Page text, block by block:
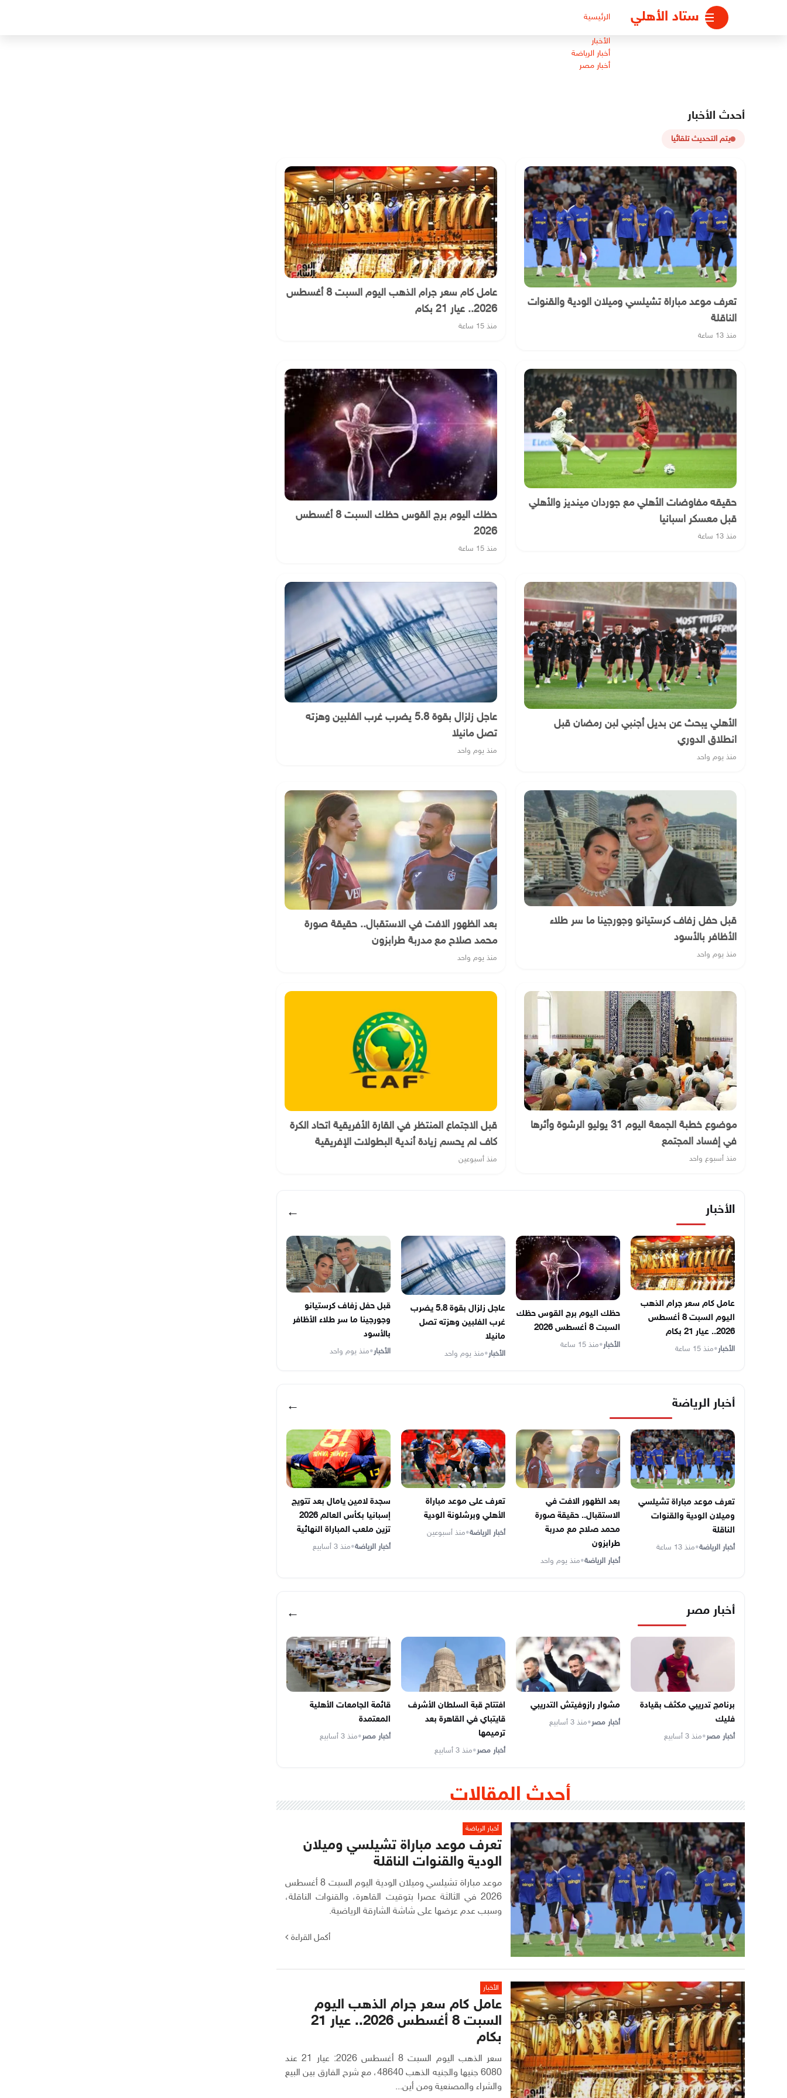
ستاد الأهلي الرئيسية
الأخبار
أخبار الرياضة
أخبار مصر
أحدث الأخبار
يتم التحديث تلقائيا
تعرف موعد مباراة تشيلسي وميلان الودية والقنوات
الناقلة
منذ 13 ساعة
عامل كام سعر جرام الذهب اليوم السبت 8 أغسطس
2026.. عيار 21 بكام
منذ 15 ساعة
حقيقه مفاوضات الأهلي مع جوردان مينديز والأهلي
قبل معسكر اسبانيا
منذ 13 ساعة
حظك اليوم برج القوس حظك السبت 8 أغسطس
2026
منذ 15 ساعة
الأهلي يبحث عن بديل أجنبي لبن رمضان قبل
انطلاق الدوري
منذ يوم واحد
عاجل زلزال بقوة 5.8 يضرب غرب الفلبين وهزته
تصل مانيلا
منذ يوم واحد
قبل حفل زفاف كرستيانو وجورجينا ما سر طلاء
الأظافر بالأسود
منذ يوم واحد
بعد الظهور الافت في الاستقبال.. حقيقة صورة
محمد صلاح مع مدربة طرابزون
منذ يوم واحد
موضوع خطبة الجمعة اليوم 31 يوليو الرشوة وأثرها
في إفساد المجتمع
منذ أسبوع واحد
قبل الاجتماع المنتظر في القارة الأفريقية اتحاد الكرة
كاف لم يحسم زيادة أندية البطولات الإفريقية
منذ أسبوعين
الأخبار ←
عامل كام سعر جرام الذهب
اليوم السبت 8 أغسطس
2026.. عيار 21 بكام
الأخبار•منذ 15 ساعة
حظك اليوم برج القوس حظك
السبت 8 أغسطس 2026
الأخبار•منذ 15 ساعة
عاجل زلزال بقوة 5.8 يضرب
غرب الفلبين وهزته تصل
مانيلا
الأخبار•منذ يوم واحد
قبل حفل زفاف كرستيانو
وجورجينا ما سر طلاء الأظافر
بالأسود
الأخبار•منذ يوم واحد
أخبار الرياضة ←
تعرف موعد مباراة تشيلسي
وميلان الودية والقنوات
الناقلة
أخبار الرياضة•منذ 13 ساعة
بعد الظهور الافت في
الاستقبال.. حقيقة صورة
محمد صلاح مع مدربة
طرابزون
أخبار الرياضة•منذ يوم واحد
تعرف على موعد مباراة
الأهلي وبرشلونة الودية
أخبار الرياضة•منذ أسبوعين
سجدة لامين يامال بعد تتويج
إسبانيا بكأس العالم 2026
تزين ملعب المباراة النهائية
أخبار الرياضة•منذ 3 أسابيع
أخبار مصر ←
برنامج تدريبي مكثف بقيادة
فليك
أخبار مصر•منذ 3 أسابيع
مشوار رازوفيتش التدريبي
أخبار مصر•منذ 3 أسابيع
افتتاح قبة السلطان الأشرف
قايتباي في القاهرة بعد
ترميمها
أخبار مصر•منذ 3 أسابيع
قائمة الجامعات الأهلية
المعتمدة
أخبار مصر•منذ 3 أسابيع
أحدث المقالات
أخبار الرياضة
تعرف موعد مباراة تشيلسي وميلان
الودية والقنوات الناقلة
موعد مباراة تشيلسي وميلان الودية اليوم السبت 8 أغسطس
2026 في الثالثة عصرا بتوقيت القاهرة، والقنوات الناقلة،
وسبب عدم عرضها على شاشة الشارقة الرياضية.
أكمل القراءة
الأخبار
عامل كام سعر جرام الذهب اليوم
السبت 8 أغسطس 2026.. عيار 21
بكام
سعر الذهب اليوم السبت 8 أغسطس 2026: عيار 21 عند
6080 جنيها والجنيه الذهب 48640، مع شرح الفارق بين البيع
والشراء والمصنعية ومن أين...